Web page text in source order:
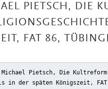
PIETSCH, DIE
FAT 86,
Pietsch, Die
in der späten Königszeit, FAT